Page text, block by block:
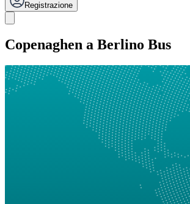
Registrazione
Copenaghen a Berlino Bus